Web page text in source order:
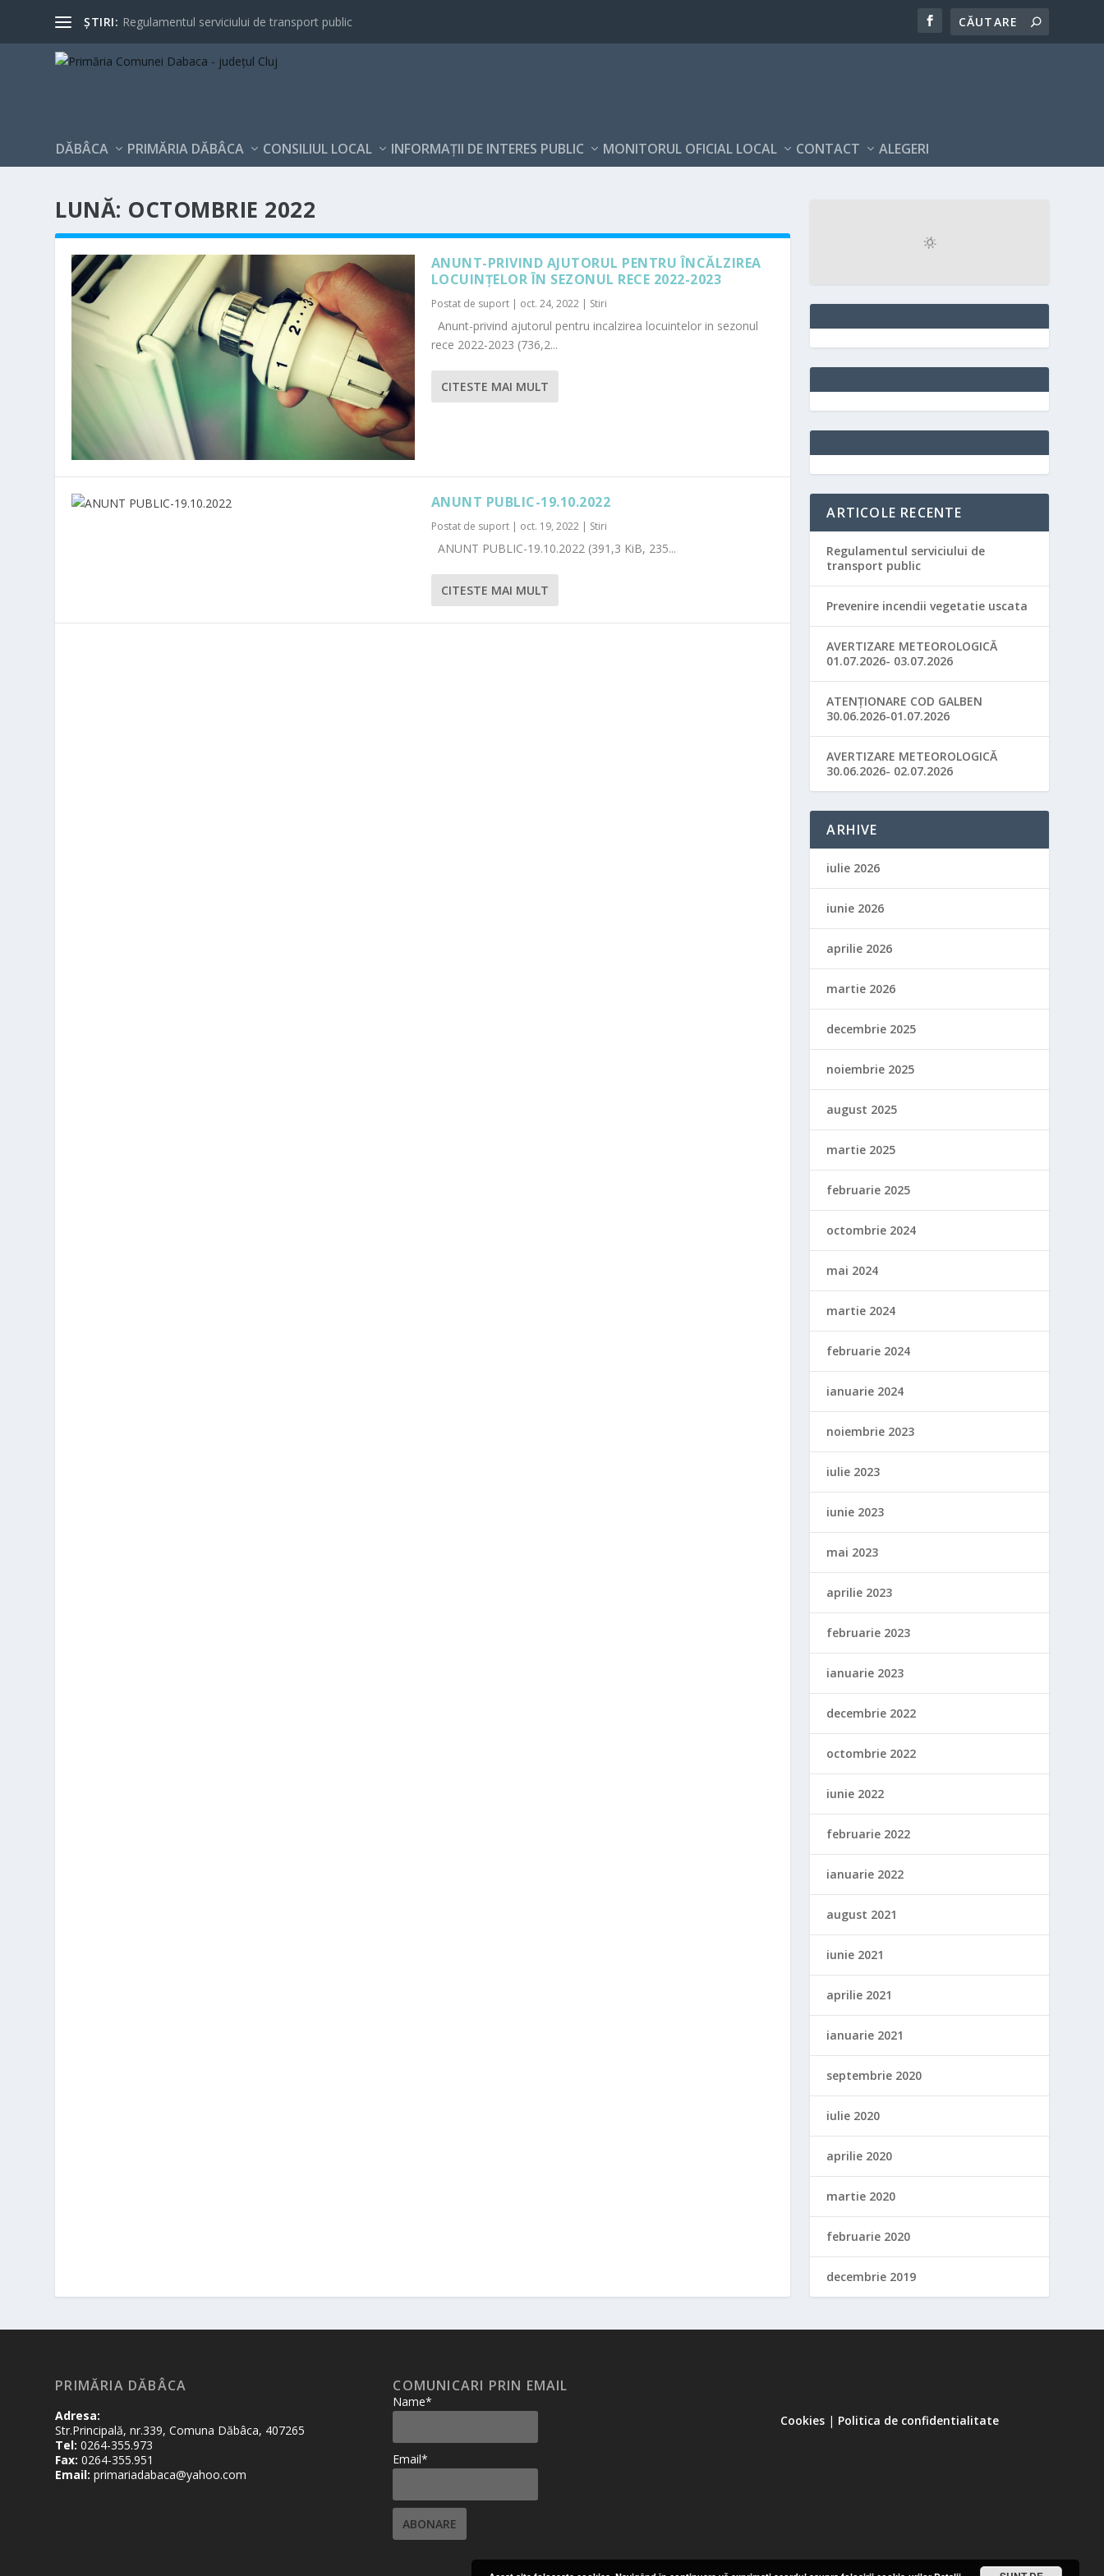
ȘTIRI: Regulamentul serviciului de transport public
DĂBÂCA PRIMĂRIA DĂBÂCA CONSILIUL LOCAL INFORMAŢII DE INTERES PUBLIC MONITORUL OFICIAL LOCAL CONTACT ALEGERI
LUNĂ: OCTOMBRIE 2022
ANUNT-PRIVIND AJUTORUL PENTRU ÎNCĂLZIREA
LOCUINȚELOR ÎN SEZONUL RECE 2022-2023
Postat de suport| oct. 24, 2022| Stiri
Anunt-privind ajutorul pentru incalzirea locuintelor in sezonul
rece 2022-2023 (736,2...
CITESTE MAI MULT
ANUNT PUBLIC-19.10.2022
Postat de suport| oct. 19, 2022| Stiri
ANUNT PUBLIC-19.10.2022 (391,3 KiB, 235...
CITESTE MAI MULT
ARTICOLE RECENTE
Regulamentul serviciului de
transport public
Prevenire incendii vegetatie uscata
AVERTIZARE METEOROLOGICĂ
01.07.2026- 03.07.2026
ATENȚIONARE COD GALBEN
30.06.2026-01.07.2026
AVERTIZARE METEOROLOGICĂ
30.06.2026- 02.07.2026
ARHIVE
iulie 2026
iunie 2026
aprilie 2026
martie 2026
decembrie 2025
noiembrie 2025
august 2025
martie 2025
februarie 2025
octombrie 2024
mai 2024
martie 2024
februarie 2024
ianuarie 2024
noiembrie 2023
iulie 2023
iunie 2023
mai 2023
aprilie 2023
februarie 2023
ianuarie 2023
decembrie 2022
octombrie 2022
iunie 2022
februarie 2022
ianuarie 2022
august 2021
iunie 2021
aprilie 2021
ianuarie 2021
septembrie 2020
iulie 2020
aprilie 2020
martie 2020
februarie 2020
decembrie 2019
PRIMĂRIA DĂBÂCA
Adresa:
Str.Principală, nr.339, Comuna Dăbâca, 407265
Tel: 0264-355.973
Fax: 0264-355.951
Email: primariadabaca@yahoo.com
COMUNICARI PRIN EMAIL
Name*
Email*
Cookies | Politica de confidentialitate